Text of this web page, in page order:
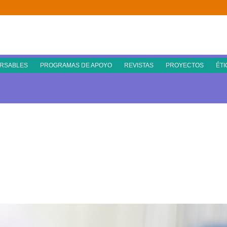
PROGRAMAS DE APOYO REVISTAS PROYECTOS